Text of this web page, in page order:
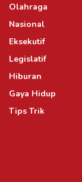
Olahraga
Nasional
Eksekutif
Legislatif
Hiburan
Gaya Hidup
Tips Trik